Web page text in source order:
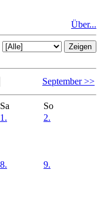
Über...
September >>
Sa
So
1.
2.
8. 9.